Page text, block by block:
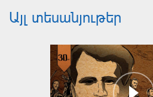
Այլ տեսանյութեր